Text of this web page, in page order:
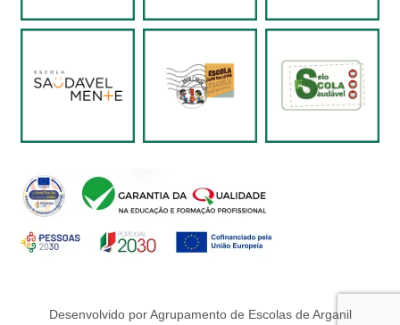
Desenvolvido por Agrupamento de Escolas de Arganil